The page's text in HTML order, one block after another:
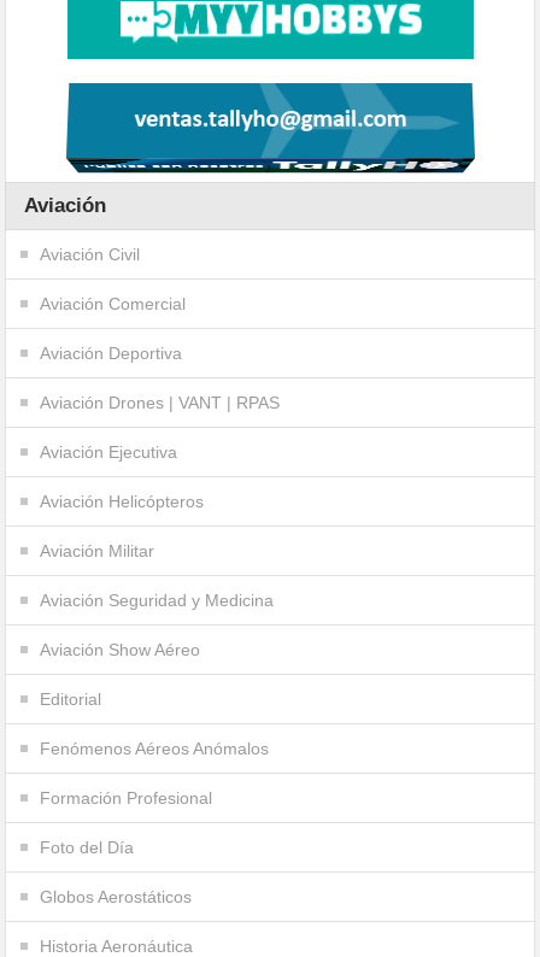
Aviación
Aviación Civil
Aviación Comercial
Aviación Deportiva
Aviación Drones | VANT | RPAS
Aviación Ejecutiva
Aviación Helicópteros
Aviación Militar
Aviación Seguridad y Medicina
Aviación Show Aéreo
Editorial
Fenómenos Aéreos Anómalos
Formación Profesional
Foto del Día
Globos Aerostáticos
Historia Aeronáutica